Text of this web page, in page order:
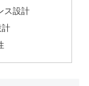
ス設計
計